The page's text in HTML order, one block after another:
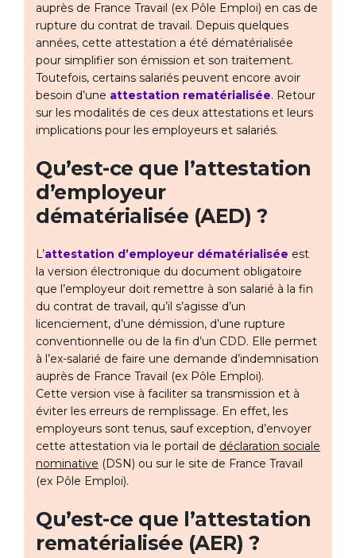
auprès de France Travail (ex Pôle Emploi) en cas de
rupture du contrat de travail. Depuis quelques
années, cette attestation a été dématérialisée
pour simplifier son émission et son traitement.
Toutefois, certains salariés peuvent encore avoir
besoin d’une attestation rematérialisée. Retour
sur les modalités de ces deux attestations et leurs
implications pour les employeurs et salariés.
Qu’est-ce que l’attestation
d’employeur
dématérialisée (AED) ?
L’attestation d’employeur dématérialisée est
la version électronique du document obligatoire
que l’employeur doit remettre à son salarié à la fin
du contrat de travail, qu’il s’agisse d’un
licenciement, d’une démission, d’une rupture
conventionnelle ou de la fin d’un CDD. Elle permet
à l’ex-salarié de faire une demande d’indemnisation
auprès de France Travail (ex Pôle Emploi).
Cette version vise à faciliter sa transmission et à
éviter les erreurs de remplissage. En effet, les
employeurs sont tenus, sauf exception, d’envoyer
cette attestation via le portail de déclaration sociale
nominative (DSN) ou sur le site de France Travail
(ex Pôle Emploi).
Qu’est-ce que l’attestation
rematérialisée (AER) ?